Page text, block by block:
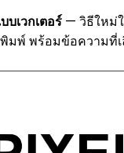
บเวกเตอร์ — วิธีใหม่
พ์ พร้อมข้อความที่เ